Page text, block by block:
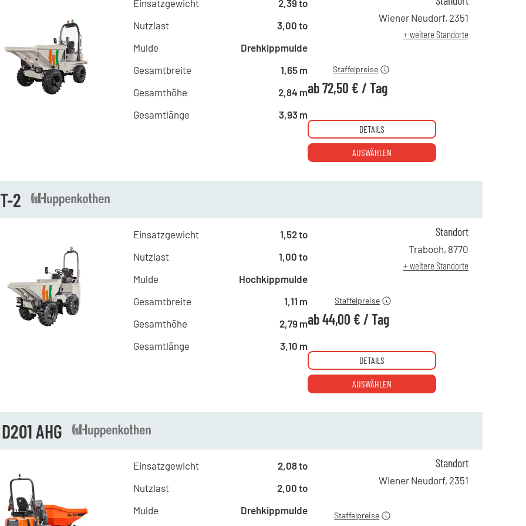
Einsatzgewicht
2,39 to
Nutzlast
3,00 to
Mulde
Drehkippmulde
Gesamtbreite
1,65 m
Gesamthöhe
2,84 m
Gesamtlänge
3,93 m
155,00 €
ab 4 Tagen
ab 19 Tagen
Staffelpreise
ab72,50 € /Tag
Wiener Neudorf, 2351
+ weitere Standorte
DETAILS
AUSWÄHLEN
2
Einsatzgewicht
1,52 to
Nutzlast
1,00 to
Mulde
Hochkippmulde
Gesamtbreite
1,11 m
Gesamthöhe
2,79 m
Gesamtlänge
3,10 m
ab 4 Tagen
ab 19 Tagen
Staffelpreise
ab44,00 € /Tag
Standort
Traboch, 8770
+ weitere Standorte
DETAILS
AUSWÄHLEN
AHG
Einsatzgewicht
2,08 to
Nutzlast
2,00 to
Mulde
Drehkippmulde
ab 1 Tag
78,00 €
ab 19 Tagen
Staffelpreise
Standort
Wiener Neudorf, 2351